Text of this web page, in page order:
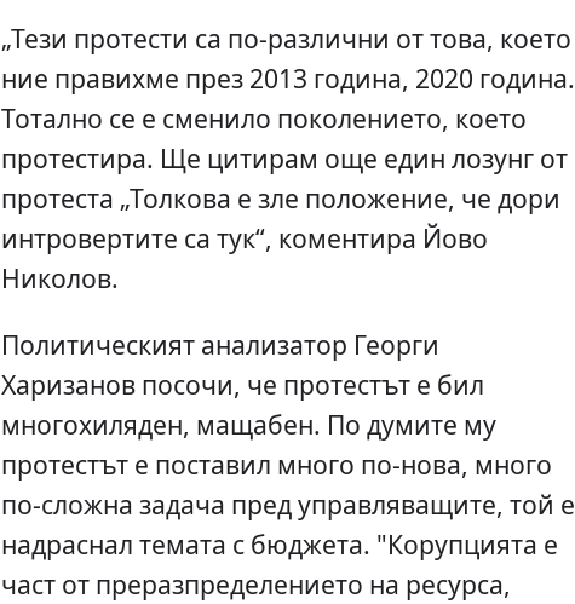
„Тези протести са по-различни от това, което
ние правихме през 2013 година, 2020 година.
Тотално се е сменило поколението, което
протестира. Ще цитирам още един лозунг от
протеста „Толкова е зле положение, че дори
интровертите са тук“, коментира Йово
Николов.
Политическият анализатор Георги
Харизанов посочи, че протестът е бил
многохиляден, мащабен. По думите му
протестът е поставил много по-нова, много
по-сложна задача пред управляващите, той е
надраснал темата с бюджета. "Корупцията е
част от преразпределението на ресурса,